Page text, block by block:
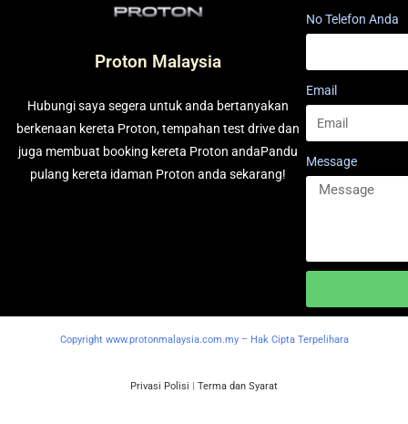
Proton Malaysia
Hubungi saya segera untuk anda bertanyakan
berkenaan kereta Proton, tempahan test drive dan
juga membuat booking kereta Proton andaPandu
pulang kereta idaman Proton anda sekarang!
No Telefon Anda
Email
Message
Copyright www.protonmalaysia.com.my – Hak Cipta Terpelihara
Privasi Polisi | Terma dan Syarat